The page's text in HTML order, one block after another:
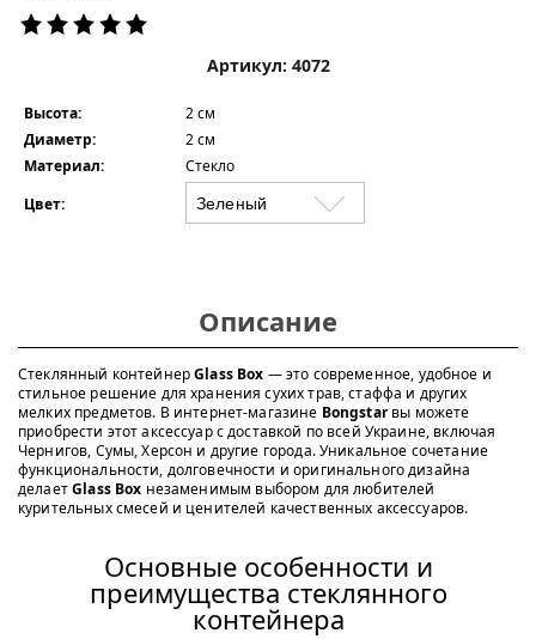
Артикул: 4072
Высота:
2 см
Диаметр:
2 см
Материал:
Стекло
Цвет:
Описание
Стеклянный контейнерGlass Box — это современное, удобное и
стильное решение для хранения сухих трав, стаффа и других
мелких предметов. В интернет-магазине Bongstarвы можете
приобрести этот аксессуар с доставкой по всей Украине, включая
Чернигов, Сумы, Херсон и другие города. Уникальное сочетание
функциональности, долговечности и оригинального дизайна
делаетGlass Box незаменимым выбором для любителей
курительных смесей и ценителей качественных аксессуаров.
Основные особенности и
преимущества стеклянного
контейнера